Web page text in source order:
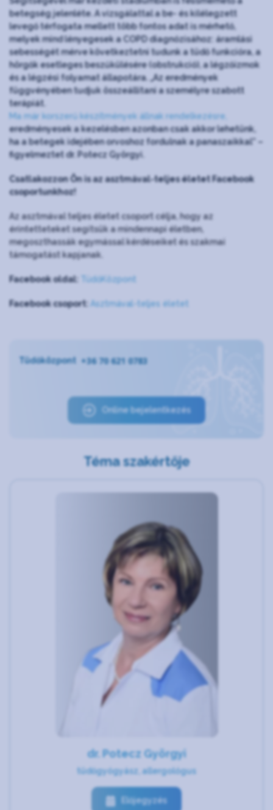
betegség jelenléte. A vizsgálattal a be- és kilélegzett
levegő térfogata mellett több fontos adat is mérhető,
melyek mind lényegesek a COPD diagnózisához: áramlási
sebességét mérve következtetni tudunk a tüdő funkcióra, a
hörgők esetleges beszűkülésére (obstrukció), a légzőizmok
és a légzési folyamat állapotára. „Az eredmények
függvényében tudjuk összeállítani a személyre szabott
terápiát.
Ma már korszerű készítmények állnak rendelkezésre,
eredményesek a kezelésben azonban csak akkor lehetünk,
ha a betegek idejében orvoshoz fordulnak a panaszaikkal” –
figyelmeztet dr. Potecz Györgyi.
Csatlakozzon Ön is az asztmával-teljes életet Facebook
csoportunkhoz!
Az asztmával teljes életet csoport célja, hogy az
érintetteteket segítsük a mindennapi életben,
megoszthassák egymással kérdéseiket és szakmai
támogatást kapjanak.
Facebook oldal: TüdőKözpont
Facebook csoport: Asztmával-teljes életet
Tüdőközpont +36 70 621 0783
Online bejelentkezés
Téma szakértője
dr. Potecz Györgyi
tüdőgyógyász, allergológus
Előjegyzés